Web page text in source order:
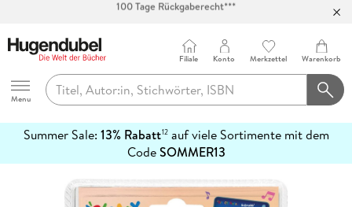
Abholung in über 100 Filialen
Hugendubel
Menu
Filiale Konto Merkzettel Warenkorb
Summer Sale: 13% Rabatt12auf viele Sortimente mit dem
CodeSOMMER13
erfahren